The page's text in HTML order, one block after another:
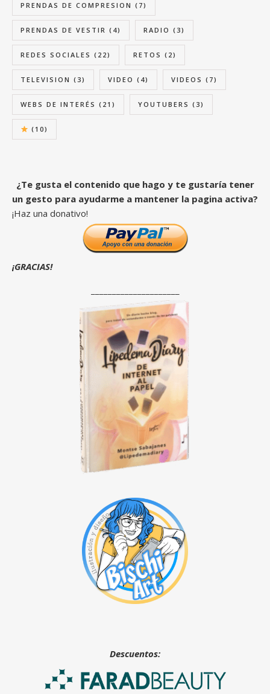
PRENDAS DE COMPRESION (7)
PRENDAS DE VESTIR (4) RADIO (3)
REDES SOCIALES (22) RETOS (2)
TELEVISION (3) VIDEO (4) VIDEOS (7)
WEBS DE INTERÉS (21) YOUTUBERS (3)
(10)
¿Te gusta el contenido que hago y te gustaría tener
un gesto para ayudarme a mantener la pagina activa?
¡Haz una donativo!
¡GRACIAS!
Descuentos: